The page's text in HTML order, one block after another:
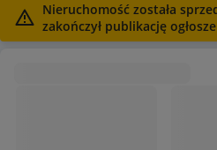
Nieruchomość została
zakończył publikację